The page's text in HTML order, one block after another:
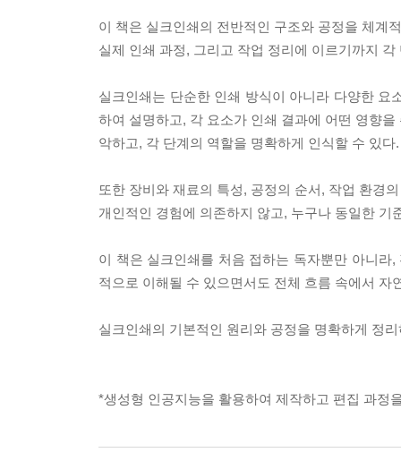
이 책은 실크인쇄의 전반적인 구조와 공정을 체계
실제 인쇄 과정, 그리고 작업 정리에 이르기까지
실크인쇄는 단순한 인쇄 방식이 아니라 다양한
하여 설명하고, 각 요소가 인쇄 결과에 어떤 영향
악하고, 각 단계의 역할을 명확하게 인식할 수 있다.
또한 장비와 재료의 특성, 공정의 순서, 작업 환경
개인적인 경험에 의존하지 않고, 누구나 동일한 기
이 책은 실크인쇄를 처음 접하는 독자뿐만 아니
적으로 이해될 수 있으면서도 전체 흐름 속에서
실크인쇄의 기본적인 원리와 공정을 명확하게 정
*생성형 인공지능을 활용하여 제작하고 편집 과정